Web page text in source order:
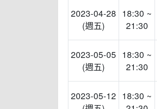
2023-04-28
(週五)
18:30 ~
21:30
2023-05-05
(週五)
18:30 ~
21:30
2023-05-12 18:30 ~